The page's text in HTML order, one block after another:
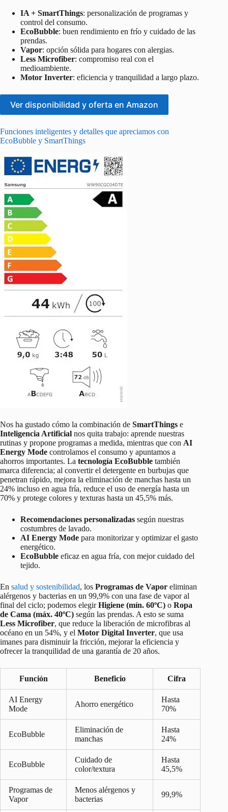
IA + SmartThings: personalización de programas y
control del consumo.
EcoBubble: buen rendimiento en frío y cuidado de las
prendas.
Vapor: opción sólida para hogares con alergias.
Less Microfiber: compromiso real con el
medioambiente.
Motor Inverter: eficiencia y tranquilidad a largo plazo.
Ver disponibilidad y oferta en Amazon
Funciones inteligentes y detalles que apreciamos con
EcoBubble y SmartThings
Nos ha gustado cómo la combinación de SmartThings e
Inteligencia Artificial nos quita trabajo: aprende nuestras
rutinas y propone programas a medida, mientras que con AI
Energy Mode controlamos el consumo y apuntamos a
ahorros importantes. La tecnología EcoBubble también
marca diferencia; al convertir el detergente en burbujas que
penetran rápido, mejora la eliminación de manchas hasta un
24% incluso en agua fría, reduce el uso de energía hasta un
70% y protege colores y texturas hasta un 45,5% más.
Recomendaciones personalizadas según nuestras
costumbres de lavado.
AI Energy Mode para monitorizar y optimizar el gasto
energético.
EcoBubble eficaz en agua fría, con mejor cuidado del
tejido.
En salud y sostenibilidad, los Programas de Vapor eliminan
alérgenos y bacterias en un 99,9% con una fase de vapor al
final del ciclo; podemos elegirHigiene (mín. 60ºC) o Ropa
de Cama (máx. 40ºC) según las prendas. A esto se suma
Less Microfiber, que reduce la liberación de microfibras al
océano en un 54%, y el Motor Digital Inverter, que usa
imanes para disminuir la fricción, mejorar la eficiencia y
ofrecer la tranquilidad de una garantía de 20 años.
Función Beneficio Cifra
AI Energy
Mode
Ahorro energético
Hasta
70%
EcoBubble
Eliminación de
manchas
Hasta
24%
EcoBubble
Cuidado de
color/textura
Hasta
45,5%
Programas de
Vapor
Menos alérgenos y
bacterias
99,9%